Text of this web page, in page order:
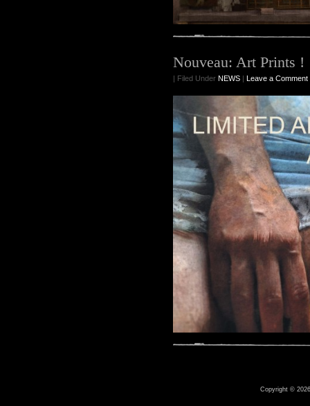
Nouveau: Art Prints !
| Filed Under NEWS | Leave a Comment
Copyright ©